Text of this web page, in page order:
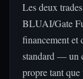
Les deux
BLUAI/Gate
financement et
standard — un
propre tant